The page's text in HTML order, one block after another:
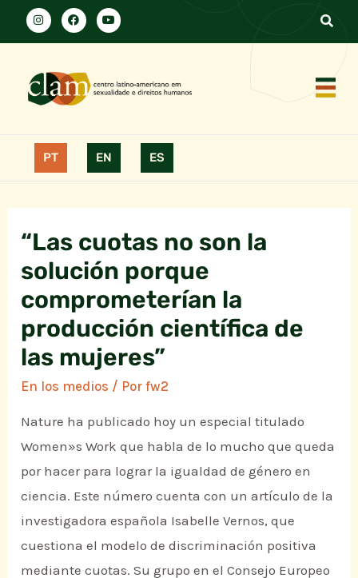
PT EN ES
“Las cuotas no son la
solución porque
comprometerían la
producción científica de
las mujeres”
En los medios / Porfw2
Nature ha publicado hoy un especial titulado
Women»s Work que habla de lo mucho que queda
por hacer para lograr la igualdad de género en
ciencia. Este número cuenta con un artículo de la
investigadora española Isabelle Vernos, que
cuestiona el modelo de discriminación positiva
mediante cuotas. Su grupo en el Consejo Europeo